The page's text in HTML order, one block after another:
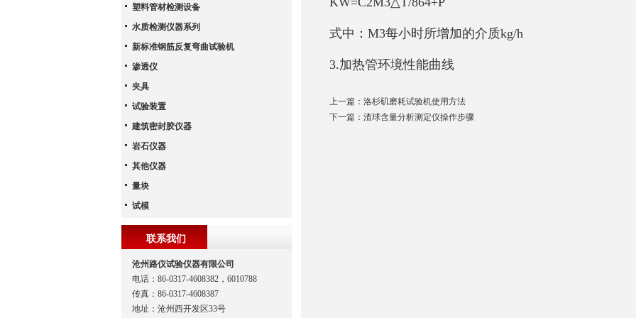
式中：M3每小时所增加的介质kg/h
3.加热管环境性能曲线
上一篇： 洛杉矶磨耗试验机使用方法
下一篇： 渣球含量分析测定仪操作步骤
塑料管材检测设备
水质检测仪器系列
新标准钢筋反复弯曲试验机
渗透仪
夹具
试验装置
建筑密封胶仪器
岩石仪器
其他仪器
量块
试模
联系我们
沧州路仪试验仪器有限公司
电话：86-0317-4608382，6010788
传真：86-0317-4608387
地址：沧州西开发区33号